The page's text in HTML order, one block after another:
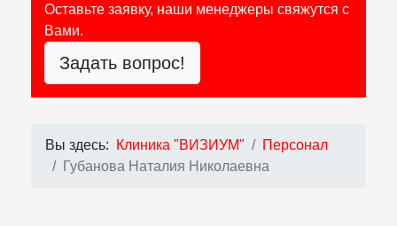
Оставьте заявку, наши менеджеры свяжутся с
Вами.
Задать вопрос!
Вы здесь: Клиника "ВИЗИУМ"
Персонал
Губанова Наталия Николаевна